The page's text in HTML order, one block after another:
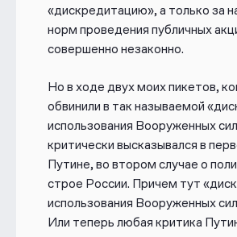
«дискредитацию», а только за
норм проведения публичных
совершенно незаконно.
Но в ходе двух моих пикетов,
обвинили в так называемой
использования Вооруженных
критически высказывался в
Путине, во втором случае о
строе России. Причем тут
использования Вооруженных
Или теперь любая критика